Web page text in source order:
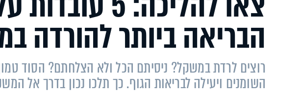
הבריאה ביותר להורדה
רוצים לרדת במשקל? ניסיתם הכל ולא הצלחתם? הסוד
השומנים ויעילה לבריאות הגוף. כך תלכו נכון בדרך אל